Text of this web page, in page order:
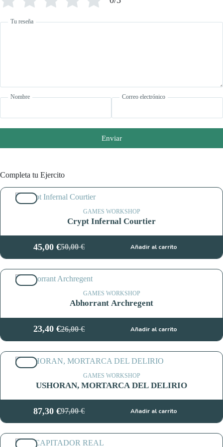
Tu reseña
Nombre Correo electrónico
Enviar
Completa tu Ejercito
GAMES WORKSHOP
Crypt Infernal Courtier
50,00€
El
precio
original
era:
50,00 €.
45,00€El
precio
actual
es:
45,00 €.
Añadir al carrito
GAMES WORKSHOP
Abhorrant Archregent
26,00€
El
precio
original
era:
26,00 €.
23,40€El
precio
actual
es:
23,40 €.
Añadir al carrito
GAMES WORKSHOP
USHORAN, MORTARCA DEL DELIRIO
97,00€
El
precio
original
87,30€El
precio
actual
Añadir al carrito